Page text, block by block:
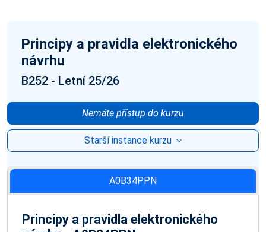
Principy a pravidla elektronického
návrhu
B252 - Letní 25/26
Nemáte přístup do kurzu
Starší instance kurzu
A0B34PPN
Principy a pravidla elektronického